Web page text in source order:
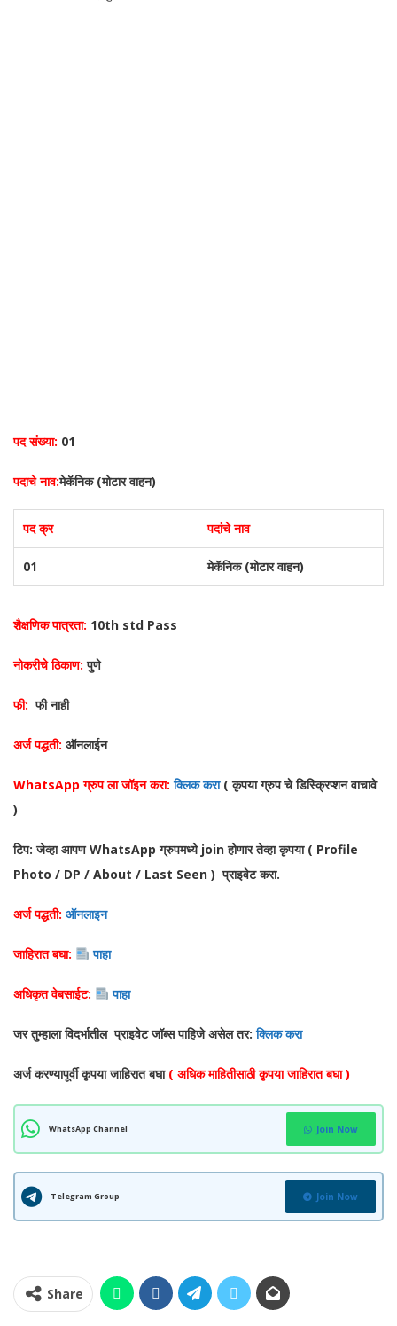
पद संख्या: 01
पदाचे नाव:मेकॅनिक (मोटार वाहन)
पद क्र पदांचे नाव
01 मेकॅनिक (मोटार वाहन)
शैक्षणिक पात्रता: 10th std Pass
नोकरीचे ठिकाण: पुणे
फी: फी नाही
अर्ज पद्धती: ऑनलाईन
WhatsApp ग्रुप ला जॉइन करा: क्लिक करा ( कृपया ग्रुप चे डिस्क्रिप्शन वाचावे
)
टिप: जेव्हा आपण WhatsApp ग्रुपमध्ये join होणार तेव्हा कृपया ( Profile
Photo / DP / About / Last Seen ) प्राइवेट करा.
अर्ज पद्धती: ऑनलाइन
जाहिरात बघा: पाहा
अधिकृत वेबसाईट: पाहा
जर तुम्हाला विदर्भातील प्राइवेट जॉब्स पाहिजे असेल तर:क्लिक करा
अर्ज करण्यापूर्वी कृपया जाहिरात बघा ( अधिक माहितीसाठी कृपया जाहिरात बघा )
WhatsApp Channel Join Now
Telegram Group Join Now
Share